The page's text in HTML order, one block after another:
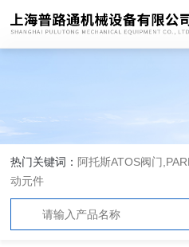
热门关键词： 阿托斯ATOS阀门
动元件